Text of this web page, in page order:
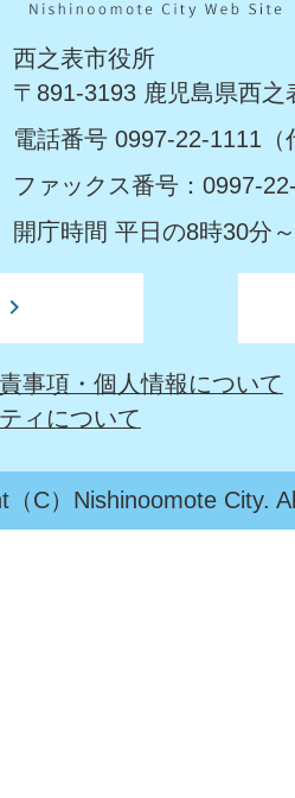
西之表市役所
〒891-3193 鹿児島県西
電話番号 0997-22-1111（
ファックス番号：0997-
開庁時間 平日の8時30分
事項・個人情報について
ィについて
（C）Nishinoomote City.